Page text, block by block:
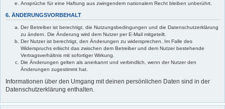
Ansprüche für eine Haftung aus zwingendem nationalem Recht bleiben unberührt.
6. ÄNDERUNGSVORBEHALT
Der Betreiber ist berechtigt, die Nutzungsbedingungen und die Datenschutzerklärung
zu ändern. Die Änderung wird dem Nutzer per E-Mail mitgeteilt.
Der Nutzer ist berechtigt, den Änderungen zu widersprechen. Im Falle des
Widerspruchs erlischt das zwischen dem Betreiber und dem Nutzer bestehende
Vertragsverhältnis mit sofortiger Wirkung.
Die Änderungen gelten als anerkannt und verbindlich, wenn der Nutzer den
Änderungen zugestimmt hat.
Informationen über den Umgang mit deinen persönlichen Daten sind in der
Datenschutzerklärung enthalten.